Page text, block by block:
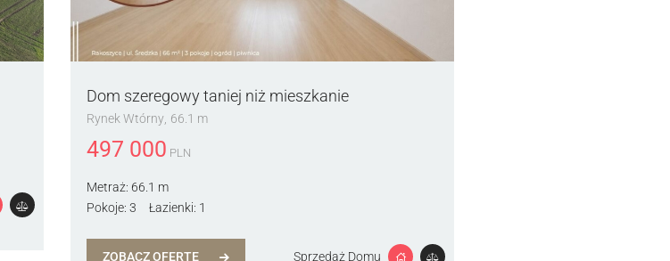
Dom szeregowy taniej niż mieszkanie
Rynek Wtórny 66.1 m
497 000 PLN
Metraż: 66.1 m
Pokoje: 3 Łazienki: 1
ZOBACZ OFERTĘ Sprzedaż Domu